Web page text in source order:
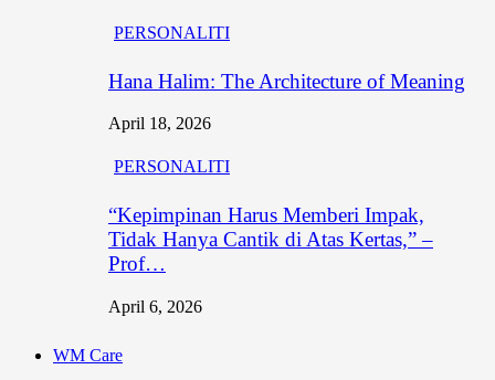
PERSONALITI
Hana Halim: The Architecture of Meaning
April 18, 2026
PERSONALITI
“Kepimpinan Harus Memberi Impak,
Tidak Hanya Cantik di Atas Kertas,” –
Prof…
April 6, 2026
WM Care